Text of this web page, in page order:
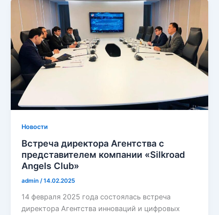
Новости
Встреча директора Aгентства с
представителем компании «Silkroad
Angels Club»
admin/14.02.2025
14 февраля 2025 года состоялась встреча
директора Агентства инноваций и цифровых